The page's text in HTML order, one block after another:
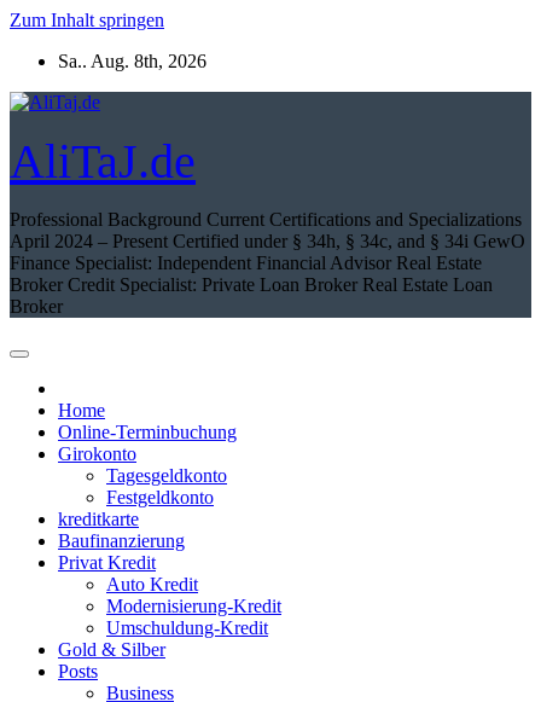
Zum Inhalt springen
Sa.. Aug. 8th, 2026
AliTaJ.de
Professional Background Current Certifications and Specializations
April 2024 – Present Certified under § 34h, § 34c, and § 34i GewO
Finance Specialist: Independent Financial Advisor Real Estate
Broker Credit Specialist: Private Loan Broker Real Estate Loan
Broker
Home
Online-Terminbuchung
Girokonto
Tagesgeldkonto
Festgeldkonto
kreditkarte
Baufinanzierung
Privat Kredit
Auto Kredit
Modernisierung-Kredit
Umschuldung-Kredit
Gold & Silber
Posts
Business